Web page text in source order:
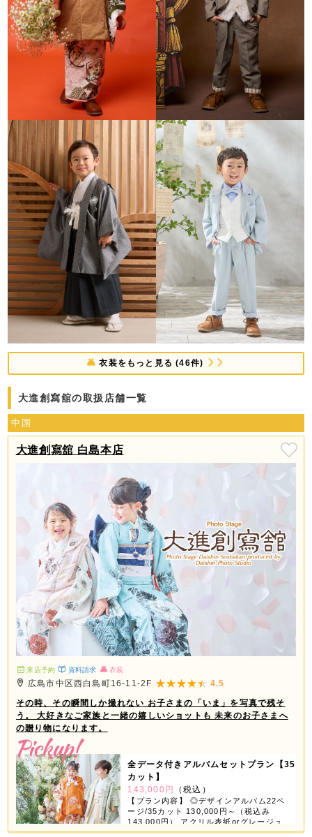
衣装をもっと見る (46件)
大進創寫舘の取扱店舗一覧
中国
大進創寫舘 白島本店
来店予約 資料請求 衣装
広島市中区西白島町16-11-2F
4.5
その時、その瞬間しか撮れない お子さまの「いま」を写真で残そ
う。 大好きなご家族と一緒の嬉しいショットも 未来のお子さまへ
の贈り物になります。
全データ付きアルバムセットプラン【35
カット】
143,000円
（税込）
【プラン内容】 ◎デザインアルバム22ペ
ージ/35カット 130,000円～（税込み
143,000円） アクリル表紙orグレージュ
表紙orちりめん表紙が選べちゃう！ 【デ